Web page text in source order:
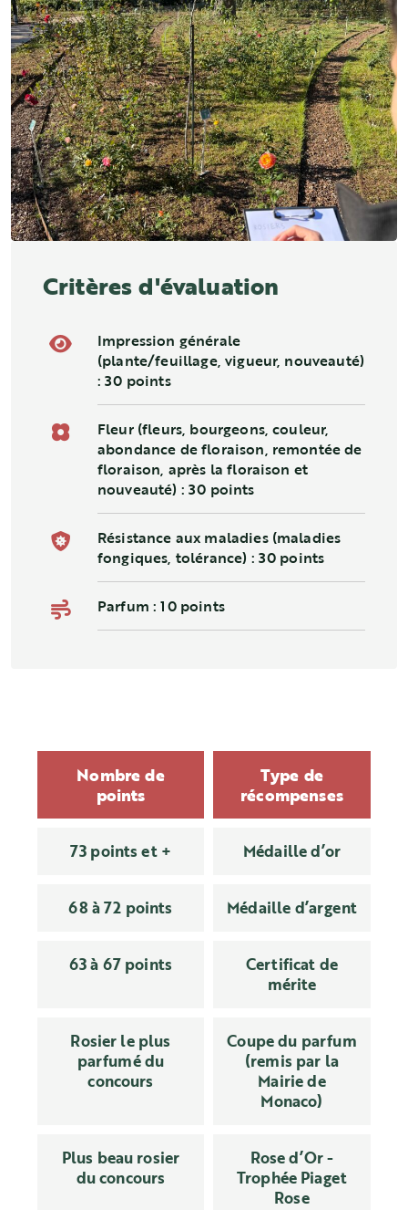
Critères d'évaluation
Impression générale
(plante/feuillage, vigueur, nouveauté)
: 30 points
Fleur (fleurs, bourgeons, couleur,
abondance de floraison, remontée de
floraison, après la floraison et
nouveauté) : 30 points
Résistance aux maladies (maladies
fongiques, tolérance) : 30 points
Parfum : 10 points
Nombre de
points
Type de
récompenses
73 points et + Médaille d’or
68 à 72 points Médaille d’argent
63 à 67 points
Certificat de
mérite
Rosier le plus
parfumé du
concours
Coupe du parfum
(remis par la
Mairie de
Monaco)
Plus beau rosier
du concours
Rose d’Or -
Trophée Piaget
Rose